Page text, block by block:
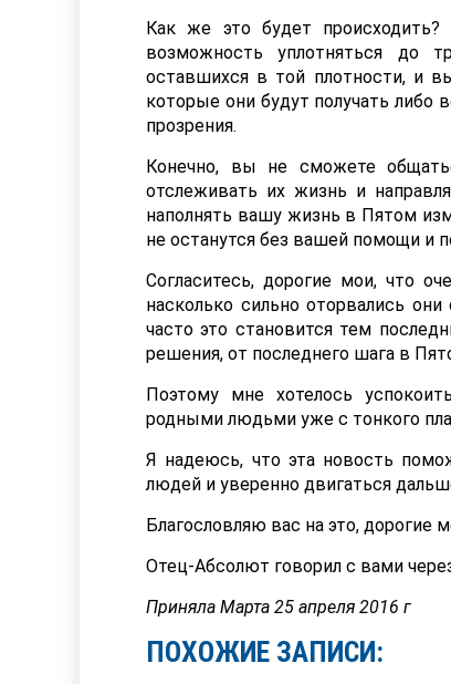
Как же это будет
возможность уплотняться до
оставшихся в той плотности, и
которые они будут получать либо
прозрения.
Конечно, вы не сможете
отслеживать их жизнь и
наполнять вашу жизнь в Пятом
не останутся без вашей помощи и
Согласитесь, дорогие мои, что
насколько сильно оторвались
часто это становится тем
решения, от последнего шага в
Поэтому мне хотелось
родными людьми уже с тонкого
Я надеюсь, что эта новость
людей и уверенно двигаться
Благословляю вас на это, дорогие
Отец-Абсолют говорил с вами
Приняла Марта 25 апреля 2016 г
ПОХОЖИЕ ЗАПИСИ: